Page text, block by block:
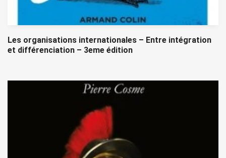
Les organisations internationales – Entre intégration
et différenciation – 3eme édition